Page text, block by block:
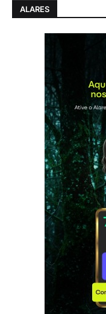
ALARES